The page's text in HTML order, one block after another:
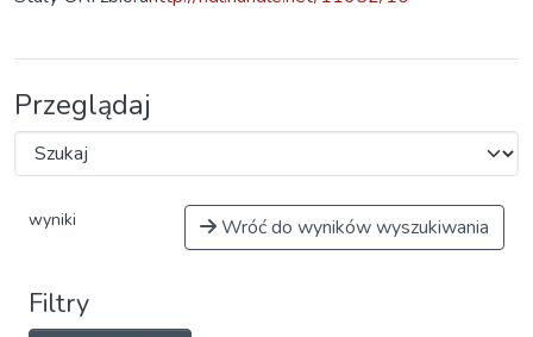
Przeglądaj
wyniki Wróć do wyników wyszukiwania
Filtry